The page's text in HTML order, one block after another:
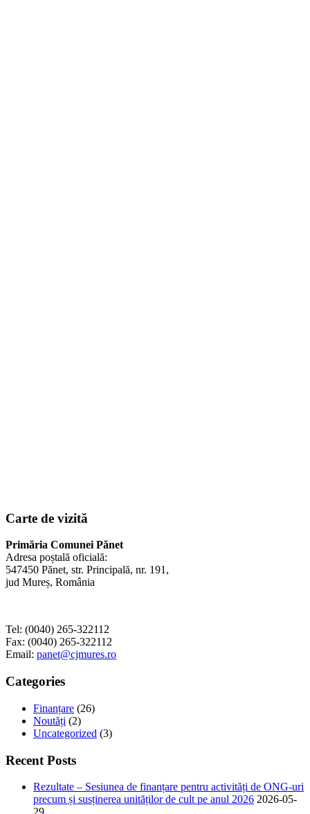
Carte de vizită
Primăria Comunei Pănet
Adresa poștală oficială:
547450 Pănet, str. Principală, nr. 191,
jud Mureș, România
Tel: (0040) 265-322112
Fax: (0040) 265-322112
Email: panet@cjmures.ro
Categories
Finanțare (26)
Noutăți (2)
Uncategorized (3)
Recent Posts
Rezultate – Sesiunea de finanțare pentru activități de ONG-uri
precum și susținerea unităților de cult pe anul 2026 2026-05-